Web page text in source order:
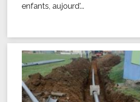
enfants, aujourd'...